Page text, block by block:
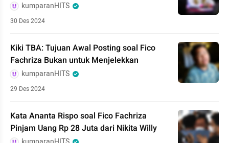
kumparanHITS
30 Des 2024
Kiki TBA: Tujuan Awal Posting soal Fico
Fachriza Bukan untuk Menjelekkan
kumparanHITS
29 Des 2024
Kata Ananta Rispo soal Fico Fachriza
Pinjam Uang Rp 28 Juta dari Nikita Willy